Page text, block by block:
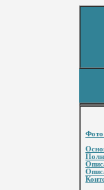
Фото